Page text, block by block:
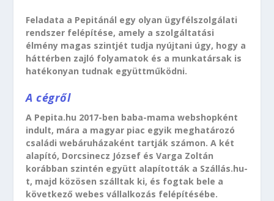
Feladata a Pepitánál egy olyan ügyfélszolgálati
rendszer felépítése, amely a szolgáltatási
élmény magas szintjét tudja nyújtani úgy, hogy a
háttérben zajló folyamatok és a munkatársak is
hatékonyan tudnak együttműködni.
A cégről
A Pepita.hu 2017-ben baba-mama webshopként
indult, mára a magyar piac egyik meghatározó
családi webáruházaként tartják számon. A két
alapító, Dorcsinecz József és Varga Zoltán
korábban szintén együtt alapították a Szállás.hu-
t, majd közösen szálltak ki, és fogtak bele a
következő webes vállalkozás felépítésébe.